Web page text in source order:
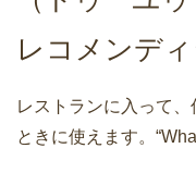
レコメンディ
レストランに入って
ときに使えます。